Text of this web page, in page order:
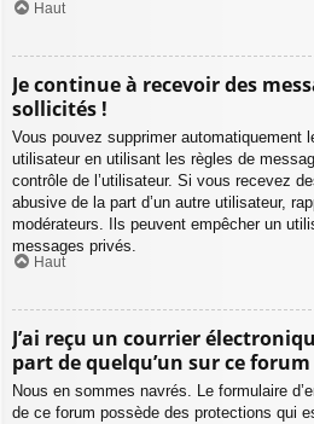
Haut
Je continue à recevoir des
sollicités !
Vous pouvez supprimer automatiquement
utilisateur en utilisant les règles de
contrôle de l’utilisateur. Si vous recevez
abusive de la part d’un autre utilisateur,
modérateurs. Ils peuvent empêcher un
messages privés.
Haut
J’ai reçu un courrier
part de quelqu’un sur ce forum
Nous en sommes navrés. Le formulaire
de ce forum possède des protections qui